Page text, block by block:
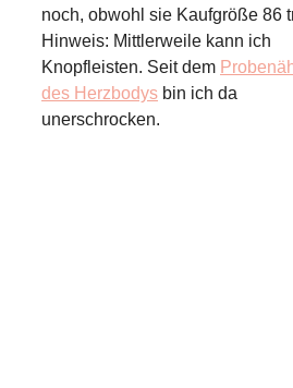
noch, obwohl sie Kaufgröße 86
Hinweis: Mittlerweile kann ich
Knopfleisten. Seit dem
des Herzbodys bin ich da
unerschrocken.